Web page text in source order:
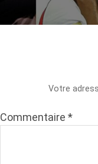
Votre
Commentaire *